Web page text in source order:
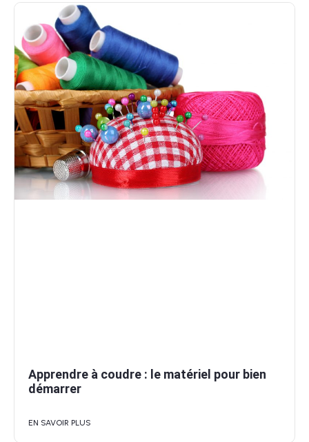
Apprendre à coudre : le matériel pour bien
démarrer
EN SAVOIR PLUS